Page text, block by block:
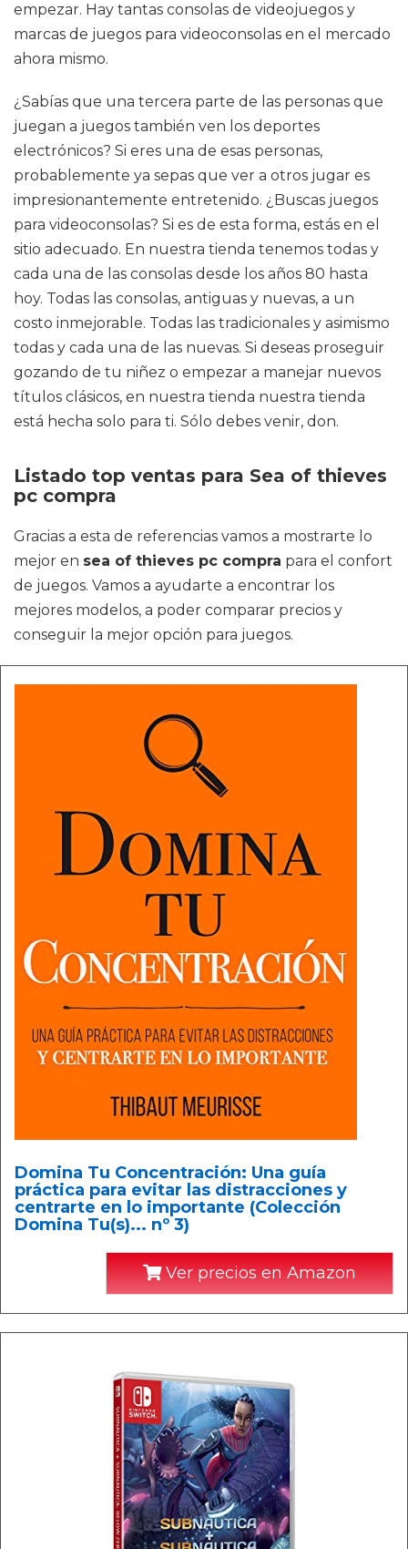
empezar. Hay tantas consolas de videojuegos y
marcas de juegos para videoconsolas en el mercado
ahora mismo.
¿Sabías que una tercera parte de las personas que
juegan a juegos también ven los deportes
electrónicos? Si eres una de esas personas,
probablemente ya sepas que ver a otros jugar es
impresionantemente entretenido. ¿Buscas juegos
para videoconsolas? Si es de esta forma, estás en el
sitio adecuado. En nuestra tienda tenemos todas y
cada una de las consolas desde los años 80 hasta
hoy. Todas las consolas, antiguas y nuevas, a un
costo inmejorable. Todas las tradicionales y asimismo
todas y cada una de las nuevas. Si deseas proseguir
gozando de tu niñez o empezar a manejar nuevos
títulos clásicos, en nuestra tienda nuestra tienda
está hecha solo para ti. Sólo debes venir, don.
Listado top ventas para Sea of thieves
pc compra
Gracias a esta de referencias vamos a mostrarte lo
mejor en sea of thieves pc compra para el confort
de juegos. Vamos a ayudarte a encontrar los
mejores modelos, a poder comparar precios y
conseguir la mejor opción para juegos.
Domina Tu Concentración: Una guía
práctica para evitar las distracciones y
centrarte en lo importante (Colección
Domina Tu(s)... nº 3)
Ver precios en Amazon